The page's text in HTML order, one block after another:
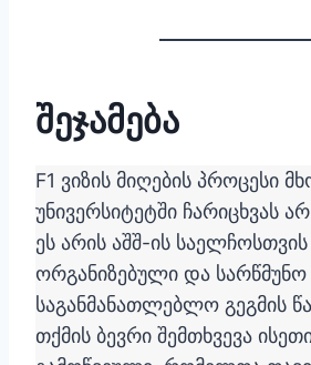
შეჯამება
F1 ვიზის მიღების პროცესი
უნივერსიტეტში ჩარიცხვას
ეს არის აშშ-ის
ორგანიზებული და სარწმუნო
საგანმანათლებლო გეგმის
თქმის ბევრი შემთხვევა